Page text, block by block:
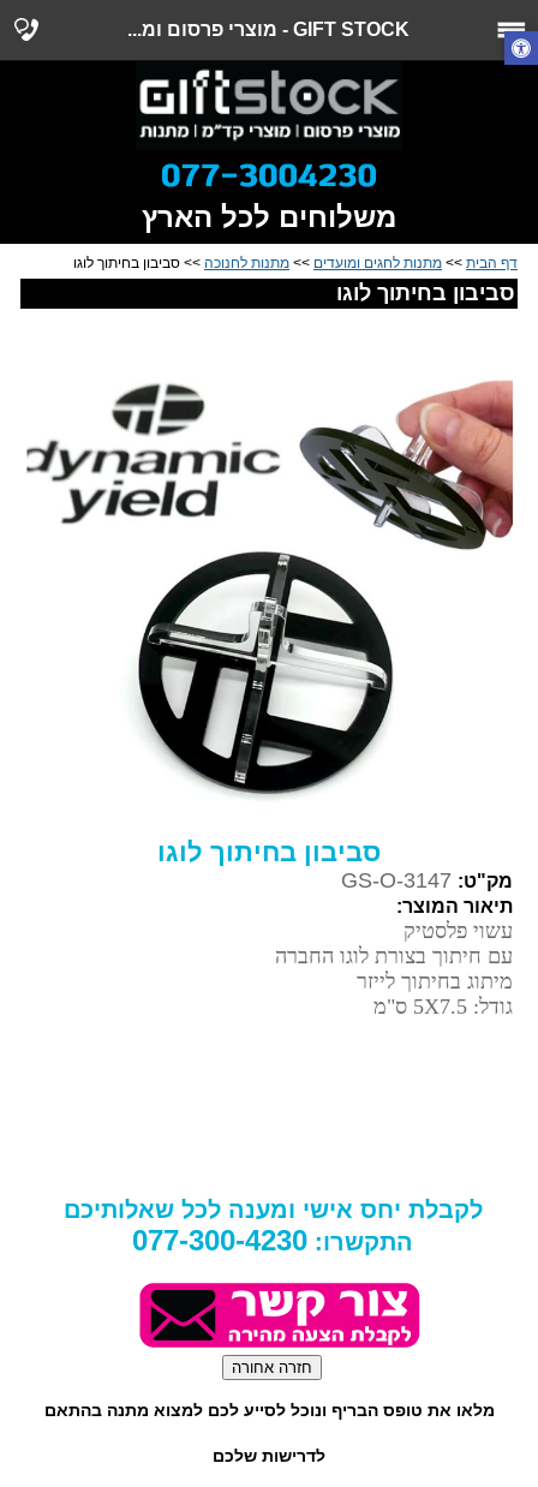
GIFT STOCK - מוצרי פרסום ומ...
משלוחים לכל הארץ
דף הבית >> מתנות לחגים ומועדים >> מתנות לחנוכה >> סביבון בחיתוך לוגו
סביבון בחיתוך לוגו
סביבון בחיתוך לוגו
מק"ט: GS-O-3147
תיאור המוצר:
עשוי פלסטיק
עם חיתוך בצורת לוגו החברה
מיתוג בחיתוך לייזר
גודל: 5X7.5 ס"מ
לקבלת יחס אישי ומענה לכל שאלותיכם
התקשרו: 077-300-4230
מלאו את טופס הבריף ונוכל לסייע לכם למצוא מתנה בהתאם
לדרישות שלכם